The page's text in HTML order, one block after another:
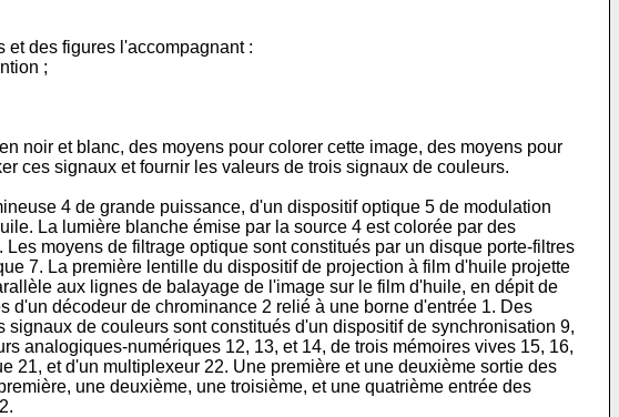
et des figures l'accompagnant :
;
noir et blanc, des moyens pour colorer cette image, des moyens pour
ces signaux et fournir les valeurs de trois signaux de couleurs.
4 de grande puissance, d'un dispositif optique 5 de modulation
La lumière blanche émise par la source 4 est colorée par des
moyens de filtrage optique sont constitués par un disque porte-filtres
7. La première lentille du dispositif de projection à film d'huile projette
aux lignes de balayage de l'image sur le film d'huile, en dépit de
d'un décodeur de chrominance 2 relié à une borne d'entrée 1. Des
de couleurs sont constitués d'un dispositif de synchronisation 9,
analogiques-numériques 12, 13, et 14, de trois mémoires vives 15, 16,
21, et d'un multiplexeur 22. Une première et une deuxième sortie des
une deuxième, une troisième, et une quatrième entrée des